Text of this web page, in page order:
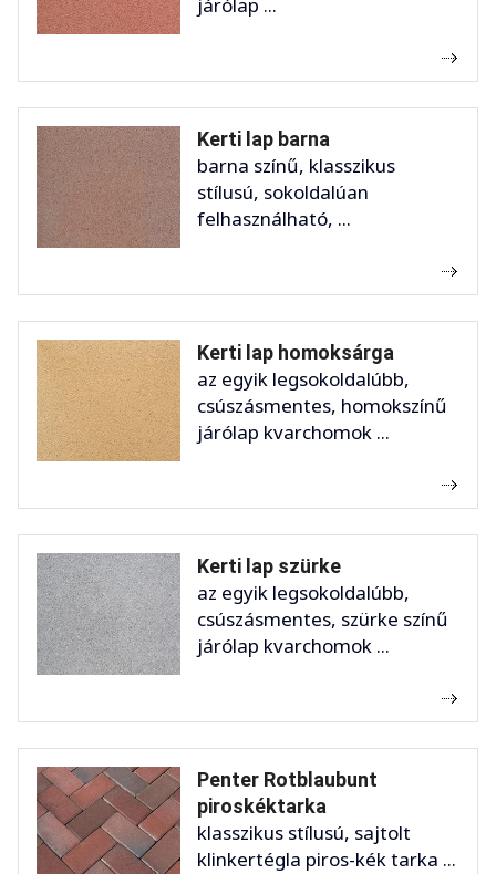
járólap ...
Kerti lap barna
barna színű, klasszikus
stílusú, sokoldalúan
felhasználható, ...
Kerti lap homoksárga
az egyik legsokoldalúbb,
csúszásmentes, homokszínű
járólap kvarchomok ...
Kerti lap szürke
az egyik legsokoldalúbb,
csúszásmentes, szürke színű
járólap kvarchomok ...
Penter Rotblaubunt
piroskéktarka
klasszikus stílusú, sajtolt
klinkertégla piros-kék tarka ...